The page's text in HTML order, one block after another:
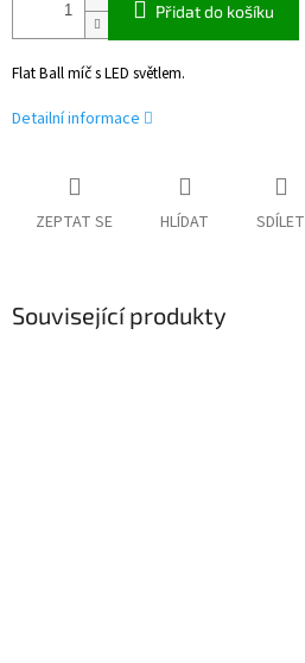
Přidat do košíku
Flat Ball míč s LED světlem.
Detailní informace
ZEPTAT SE HLÍDAT SDÍLET
Související produkty